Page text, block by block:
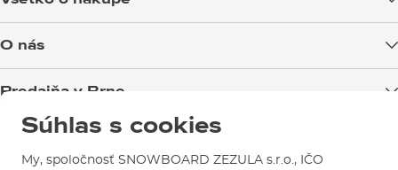
Výmena a vrátenie tovaru
Reklamácie
O nás
SNOWBOARD ZEZULA Team
Ako si vybrať vybavenie
Predajňa v Brne
Otváracia doba
Mapa a ako k nám
Súhlas s cookies
My, spoločnosť SNOWBOARD ZEZULA s.r.o., IČO